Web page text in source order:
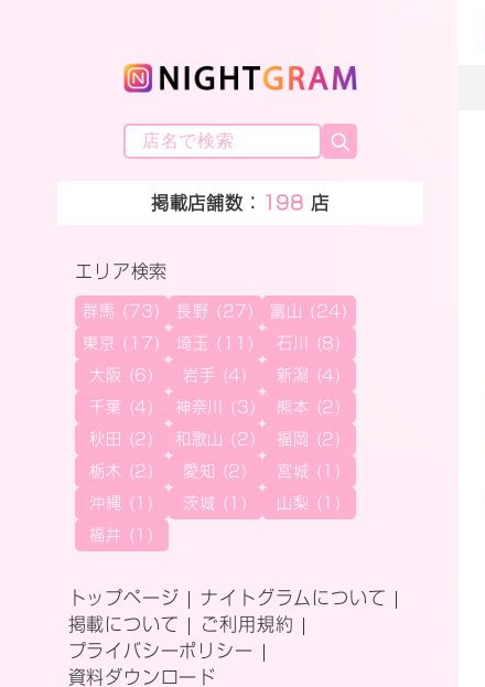
掲載店舗数： 198 店
エリア検索
群馬 (73) 長野 (27) 富山 (24)
東京 (17) 埼玉 (11) 石川 (8)
大阪 (6) 岩手 (4) 新潟 (4)
千葉 (4) 神奈川 (3) 熊本 (2)
秋田 (2) 和歌山 (2) 福岡 (2)
栃木 (2) 愛知 (2) 宮城 (1)
沖縄 (1) 茨城 (1) 山梨 (1)
福井 (1)
トップページ
ナイトグラムについて
掲載について
ご利用規約
プライバシーポリシー
資料ダウンロード